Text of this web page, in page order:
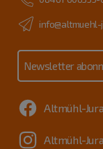
info@altmuehl-
Newsletter
Altmühl-
Altmühl-